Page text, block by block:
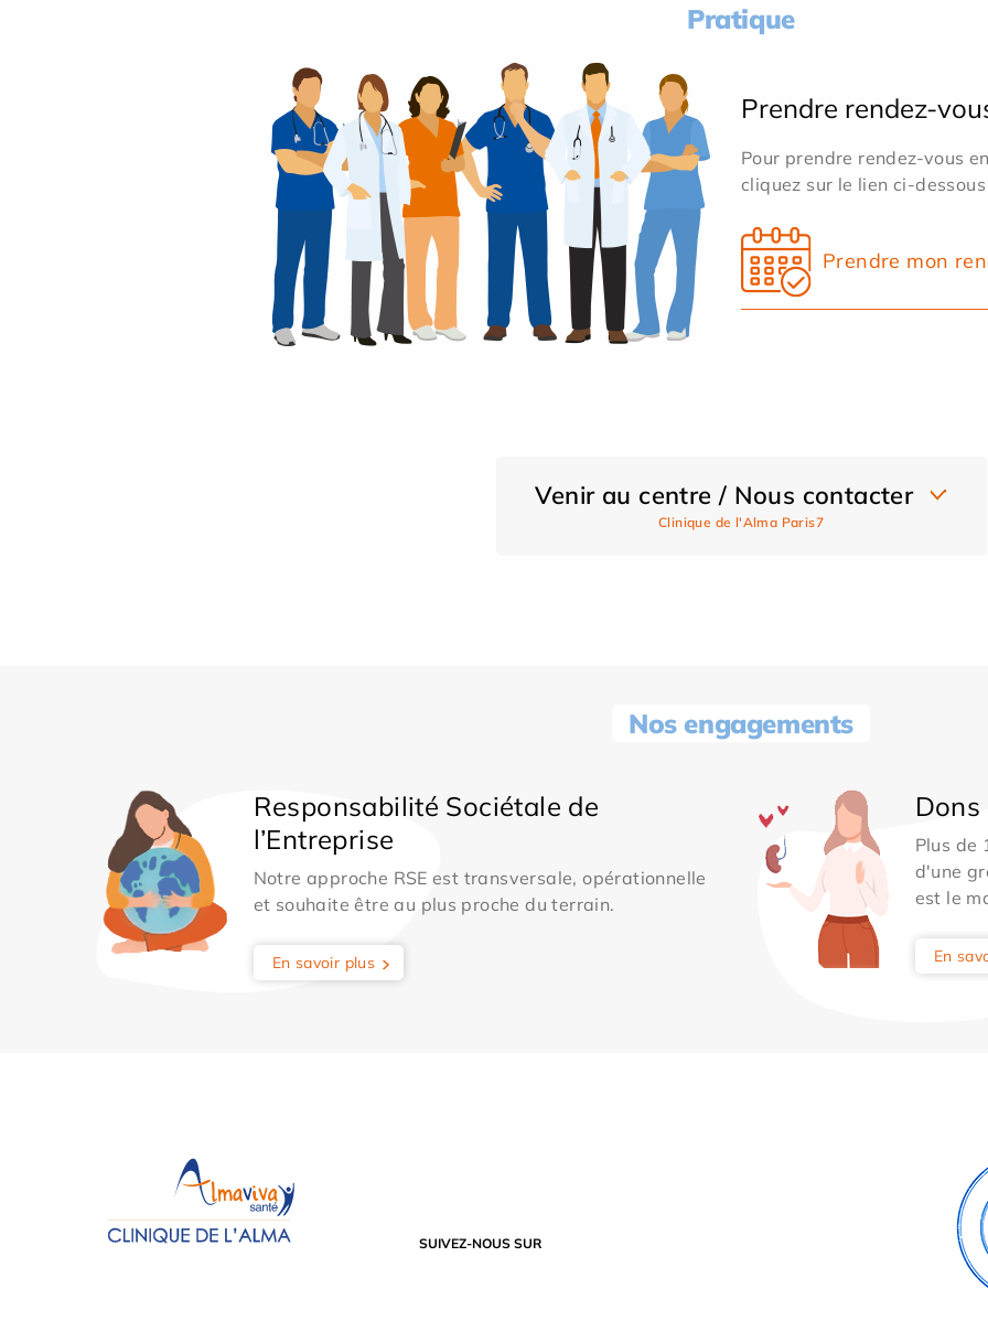
Pratique
Prendre rendez-
Pour prendre rendez-vous
cliquez sur le lien ci-
Prendre mon
Venir au centre / Nous contacter
Clinique de l'Alma Paris7
Nos engagements
Responsabilité Sociétale de
l’Entreprise
Notre approche RSE est transversale, opérationnelle
et souhaite être au plus proche du terrain.
En savoir plus
Plus de
d'une
est le
En
SUIVEZ-NOUS SUR